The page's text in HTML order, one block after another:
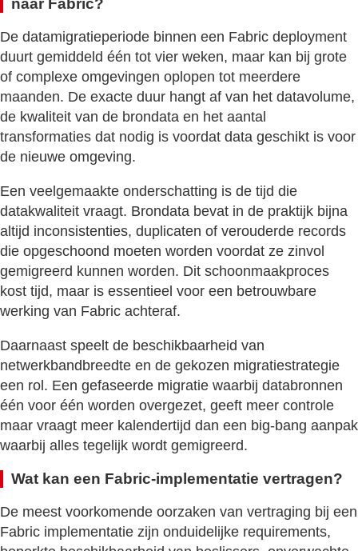
naar Fabric?
De datamigratieperiode binnen een Fabric deployment
duurt gemiddeld één tot vier weken, maar kan bij grote
of complexe omgevingen oplopen tot meerdere
maanden. De exacte duur hangt af van het datavolume,
de kwaliteit van de brondata en het aantal
transformaties dat nodig is voordat data geschikt is voor
de nieuwe omgeving.
Een veelgemaakte onderschatting is de tijd die
datakwaliteit vraagt. Brondata bevat in de praktijk bijna
altijd inconsistenties, duplicaten of verouderde records
die opgeschoond moeten worden voordat ze zinvol
gemigreerd kunnen worden. Dit schoonmaakproces
kost tijd, maar is essentieel voor een betrouwbare
werking van Fabric achteraf.
Daarnaast speelt de beschikbaarheid van
netwerkbandbreedte en de gekozen migratiestrategie
een rol. Een gefaseerde migratie waarbij databronnen
één voor één worden overgezet, geeft meer controle
maar vraagt meer kalendertijd dan een big-bang aanpak
waarbij alles tegelijk wordt gemigreerd.
Wat kan een Fabric-implementatie vertragen?
De meest voorkomende oorzaken van vertraging bij een
Fabric implementatie zijn onduidelijke requirements,